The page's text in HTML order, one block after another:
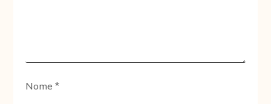
Nome*